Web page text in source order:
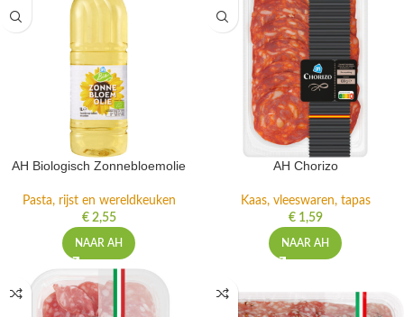
AH Biologisch Zonnebloemolie
Pasta, rijst en wereldkeuken
€2,55
NAAR AH
AH Chorizo
Kaas, vleeswaren, tapas
€1,59
NAAR AH